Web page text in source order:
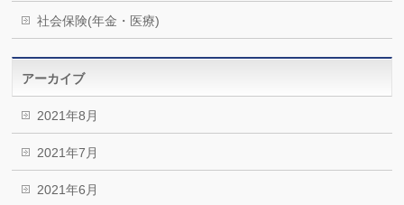
社会保険(年金・医療)
アーカイブ
2021年8月
2021年7月
2021年6月